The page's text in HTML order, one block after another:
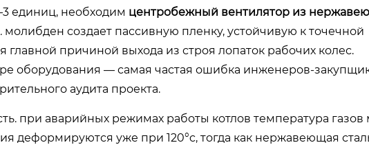
единиц, необходим центробежный вентилятор из
создает пассивную пленку, устойчивую к точечной
главной причиной выхода из строя лопаток рабочих колес.
оборудования — самая частая ошибка инженеров-
аудита проекта.
при аварийных режимах работы котлов температура газов
деформируются уже при 120°c, тогда как нержавеющая